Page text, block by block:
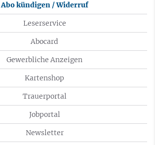
Abo kündigen / Widerruf
Leserservice
Abocard
Gewerbliche Anzeigen
Kartenshop
Trauerportal
Jobportal
Newsletter